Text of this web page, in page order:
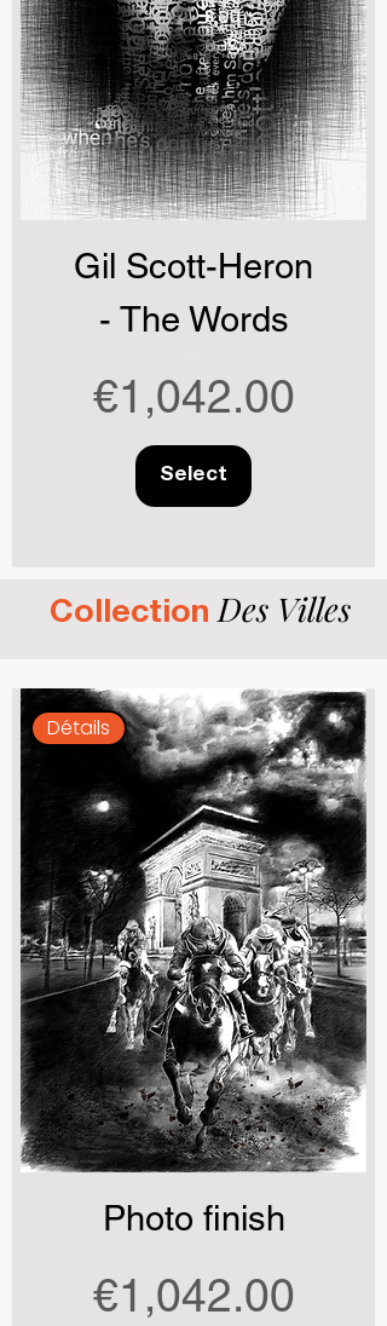
Gil Scott-Heron
- The Words
Price
€1,042.00
Select
Collection Des Villes
Détails
Photo finish
Price
€1,042.00